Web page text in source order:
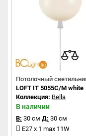
Потолочный
LOFT IT 5055C/M white
Коллекция: Bella
В наличии
В: 30 см Д: 30 см
E27 x 1 max 11W